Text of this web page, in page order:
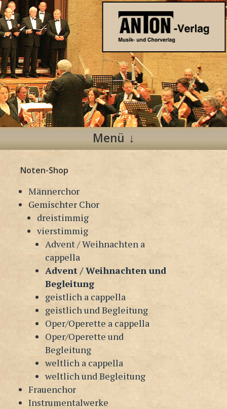
Anton Verlag
Musik- und Chorverlag
Menü
Inhalt
springen
Noten-Shop
Männerchor
Gemischter Chor
dreistimmig
vierstimmig
Advent / Weihnachten a
cappella
Advent / Weihnachten und
Begleitung
geistlich a cappella
geistlich und Begleitung
Oper/Operette a cappella
Oper/Operette und
Begleitung
weltlich a cappella
weltlich und Begleitung
Frauenchor
Instrumentalwerke